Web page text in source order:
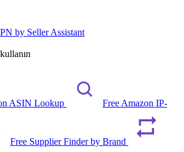
by Seller Assistant
ASIN Lookup Free Amazon IP-
Free Supplier Finder by Brand